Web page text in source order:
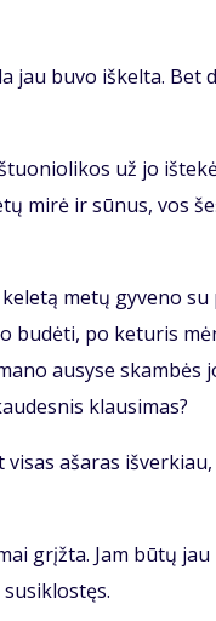
jau bu­vo iš­kel­ta. Bet
už jo
mi­rė ir sū­nus, vos
me­tų gy­ve­no
bu­dė­ti, po ke­tu­ris
au­sy­se skam­bės
klau­si­mas?
aša­ras iš­ver­kiau,
grįž­ta. Jam bū­tų